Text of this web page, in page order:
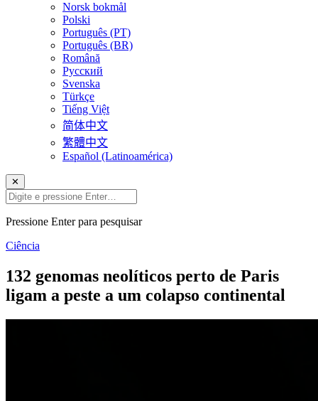
Norsk bokmål
Polski
Português (PT)
Português (BR)
Română
Русский
Svenska
Türkçe
Tiếng Việt
简体中文
繁體中文
Español (Latinoamérica)
✕
Pressione Enter para pesquisar
Ciência
132 genomas neolíticos perto de Paris
ligam a peste a um colapso continental